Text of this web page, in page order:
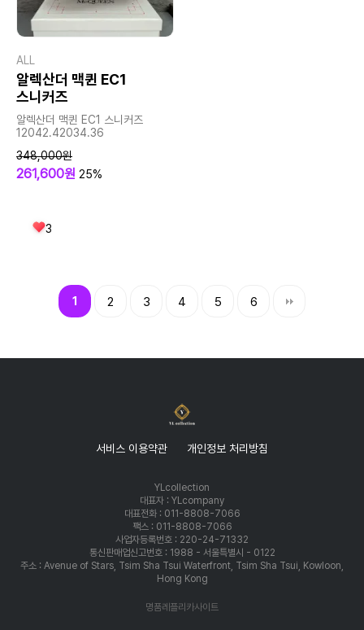
ALL
알렉산더 맥퀸 EC1
스니커즈
알렉산더 맥퀸 EC1 스니커즈
12042.42034.36
348,000원
261,600원 25%
3
1 2 3 4 5 6
서비스 이용약관 개인정보 처리방침
YLcollection
대표자 : YLcompany
대표전화 : 011-8808-7066
팩스 : 011-8808-7066
사업자등록번호 : 220-24-71332
통신판매업신고번호 : 1988 - 서울특별시 - 0122
주소 : Avenue of Stars, Tsim Sha Tsui Waterfront, Tsim Sha Tsui, Kowloon,
Hong Kong
명품레플리카사이트